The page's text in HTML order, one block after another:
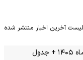
لیست آخرین اخبار منتشر شده